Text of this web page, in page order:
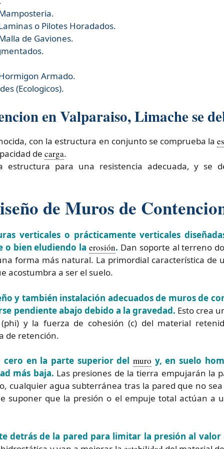
o Pilotes Horadados.
de Gaviones.
Armado.
(Ecologicos).
en Valparaiso, Limache se
con la estructura en conjunto se comprueba la
de carga.
estructura para una resistencia adecuada, y se
de Muros de
verticales o prácticamente verticales
o bien eludiendo laerosión. Dan soporte al terreno
forma más natural. La primordial característica de
acostumbra a ser el suelo.
y también instalación adecuados de muros de
pendiente abajo debido a la gravedad. Esto crea
y la fuerza de cohesión (c) del material
de retención.
cero en la parte superior del muro y, en suelo
más baja. Las presiones de la tierra empujarán la
cualquier agua subterránea tras la pared que no
suponer que la presión o el empuje total actúan a
detrás de la pared para limitar la presión al valor